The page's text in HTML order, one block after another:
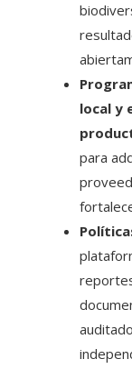
local y
para